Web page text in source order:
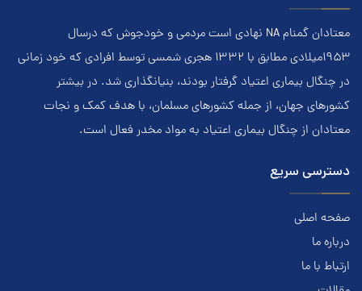
معتادان گمنام NA نهادي است مردمي و خودجوش که درسال
۱۹۵۳ميلادي مطابق با ۱۳۳۲ هجري‌ شمسي توسط افرادي که خود زماني
در چنگال بیماری اعتياد گرفتار بودند، بنيانگذاري شد. در بيشتر
کشور‌هاي جهان، از جمله کشور‌هاي مسلمان، با هدف کمک و نجات
معتادان از چنگال بیماری اعتياد به مواد مخدر فعال است.
دسترسی سریع
صفحه اصلی
درباره ما
ارتباط با ما